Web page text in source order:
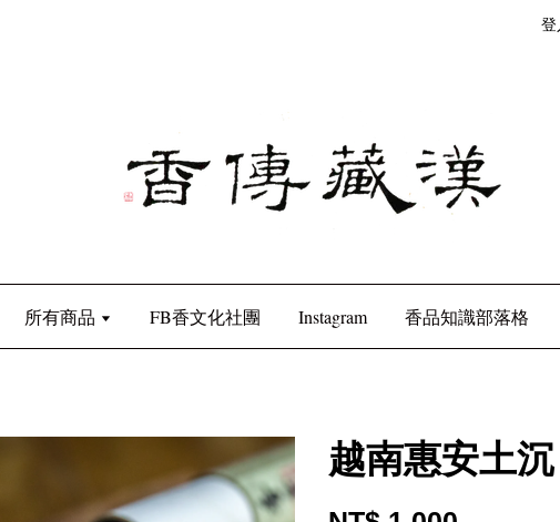
登
所有商品 FB香文化社團 Instagram 香品知識部落格
越南惠安土